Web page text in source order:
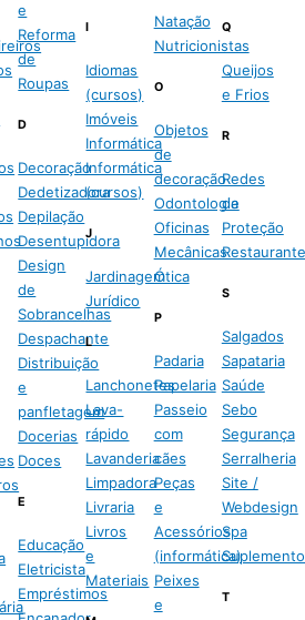
e
Reforma
de
Roupas
D
Decoração
Dedetizadora
Depilação
Desentupidora
Design
de
Sobrancelhas
Despachante
Distribuição
e
panfletagem
Docerias
Doces
E
Educação
Eletricista
Empréstimos
I
Idiomas
(cursos)
Imóveis
Informática
Informática
(cursos)
J
Jardinagem
Jurídico
L
Lanchonetes
Lava-
rápido
Lavanderia
Limpadora
Livraria
Livros
e
Materiais
Natação
Nutricionistas
O
Objetos
de
decoração
Odontologia
Oficinas
Mecânicas
Ótica
P
Padaria
Papelaria
Passeio
com
cães
Peças
e
Acessórios
(informática)
Peixes
e
Q
Queijos
e Frios
R
Redes
de
Proteção
S
Salgados
Sapataria
Saúde
Sebo
Segurança
Serralheria
Site /
Webdesign
Spa
T